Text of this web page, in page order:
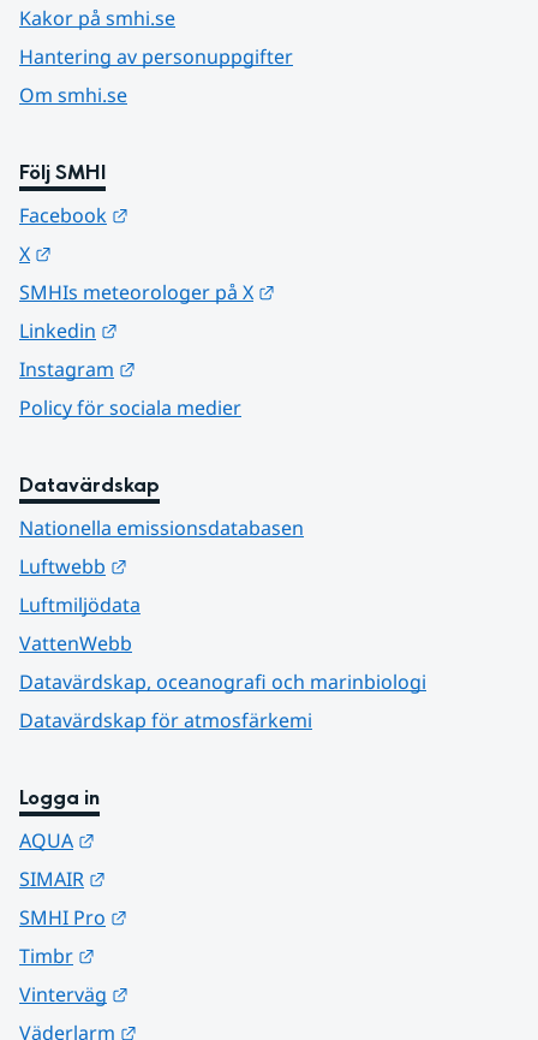
Kakor på smhi.se
Hantering av personuppgifter
Om smhi.se
Följ SMHI
Facebook
X
SMHIs meteorologer på X
Linkedin
Instagram
Policy för sociala medier
Datavärdskap
Nationella emissionsdatabasen
Luftwebb
Luftmiljödata
VattenWebb
Datavärdskap, oceanografi och marinbiologi
Datavärdskap för atmosfärkemi
Logga in
AQUA
SIMAIR
SMHI Pro
Timbr
Vinterväg
Väderlarm